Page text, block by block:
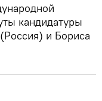
кандидатуры
и Бориса